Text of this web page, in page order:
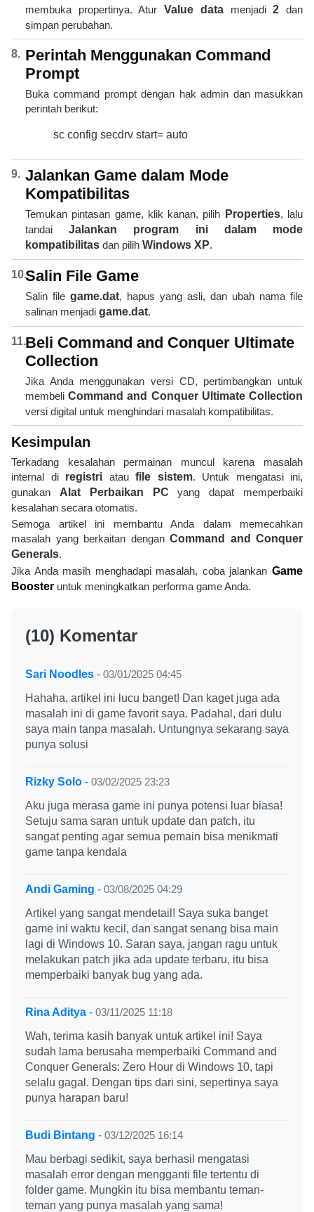
membuka propertinya. AturValue datamenjadi2 dan
simpan perubahan.
Perintah Menggunakan Command
Prompt
Buka command prompt dengan hak admin dan masukkan
perintah berikut:
sc config secdrv start= auto
Jalankan Game dalam Mode
Kompatibilitas
Temukan pintasan game, klik kanan, pilih Properties, lalu
tandaiJalankan program ini dalam mode
kompatibilitas dan pilih Windows XP.
Salin File Game
Salin file game.dat, hapus yang asli, dan ubah nama file
salinan menjadi game.dat.
Beli Command and Conquer Ultimate
Collection
Jika Anda menggunakan versi CD, pertimbangkan untuk
membeliCommand and Conquer Ultimate Collection
versi digital untuk menghindari masalah kompatibilitas.
Kesimpulan
Terkadang kesalahan permainan muncul karena masalah
internal di registri atau file sistem. Untuk mengatasi ini,
gunakan Alat Perbaikan PC yang dapat memperbaiki
kesalahan secara otomatis.
Semoga artikel ini membantu Anda dalam memecahkan
masalah yang berkaitan dengan Command and Conquer
Generals.
Jika Anda masih menghadapi masalah, coba jalankan Game
Booster untuk meningkatkan performa game Anda.
(10) Komentar
Sari Noodles - 03/01/2025 04:45
Hahaha, artikel ini lucu banget! Dan kaget juga ada
masalah ini di game favorit saya. Padahal, dari dulu
saya main tanpa masalah. Untungnya sekarang saya
punya solusi
Rizky Solo - 03/02/2025 23:23
Aku juga merasa game ini punya potensi luar biasa!
Setuju sama saran untuk update dan patch, itu
sangat penting agar semua pemain bisa menikmati
game tanpa kendala
Andi Gaming - 03/08/2025 04:29
Artikel yang sangat mendetail! Saya suka banget
game ini waktu kecil, dan sangat senang bisa main
lagi di Windows 10. Saran saya, jangan ragu untuk
melakukan patch jika ada update terbaru, itu bisa
memperbaiki banyak bug yang ada.
Rina Aditya - 03/11/2025 11:18
Wah, terima kasih banyak untuk artikel ini! Saya
sudah lama berusaha memperbaiki Command and
Conquer Generals: Zero Hour di Windows 10, tapi
selalu gagal. Dengan tips dari sini, sepertinya saya
punya harapan baru!
Budi Bintang - 03/12/2025 16:14
Mau berbagi sedikit, saya berhasil mengatasi
masalah error dengan mengganti file tertentu di
folder game. Mungkin itu bisa membantu teman-
teman yang punya masalah yang sama!